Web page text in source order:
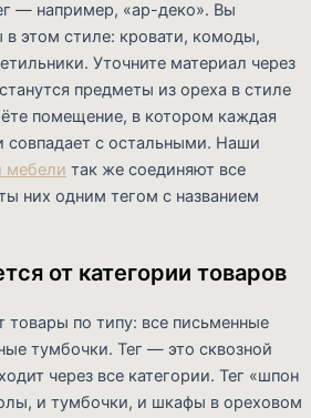
— например, «ар-деко». Вы
в этом стиле: кровати, комоды,
Уточните материал через
предметы из ореха в стиле
помещение, в котором каждая
совпадает с остальными. Наши
мебели так же соединяют все
них одним тегом с названием
от категории товаров
товары по типу: все письменные
тумбочки. Тег — это сквозной
через все категории. Тег «шпон
и тумбочки, и шкафы в ореховом